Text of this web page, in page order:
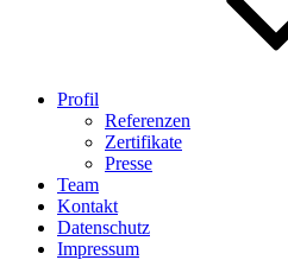
Profil
Referenzen
Zertifikate
Presse
Team
Kontakt
Datenschutz
Impressum